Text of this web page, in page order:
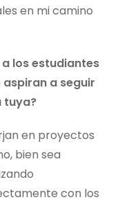
en mi camino
los estudiantes
aspiran a seguir
tuya?
en proyectos
bien sea
con los